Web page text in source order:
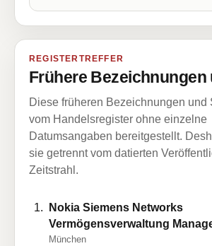
REGISTERTREFFER
Frühere Bezeichnungen
Diese früheren Bezeichnungen und
vom Handelsregister ohne einzelne
Datumsangaben bereitgestellt.
sie getrennt vom datierten
Zeitstrahl.
Nokia Siemens Networks
Vermögensverwaltung
München